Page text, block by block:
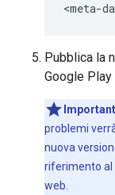
<meta-
Pubblica la
Google
problemi
nuova
riferimento al
web.